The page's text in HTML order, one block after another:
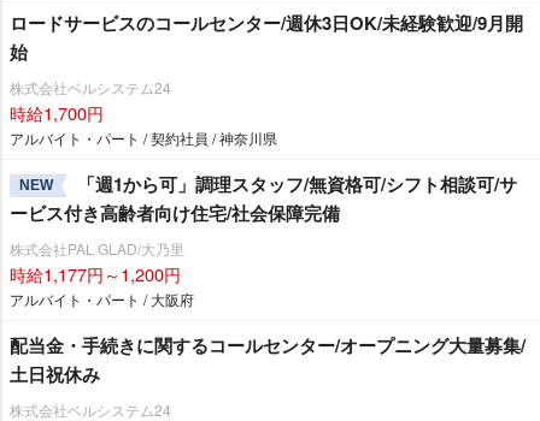
ロードサービスのコールセンター/週休3日OK/未経験歓迎/9月開
始
株式会社ベルシステム24
時給1,700円
アルバイト・パート / 契約社員 / 神奈川県
NEW
「週1から可」調理スタッフ/無資格可/シフト相談可/サ
ービス付き高齢者向け住宅/社会保障完備
株式会社PAL GLAD/大乃里
時給1,177円～1,200円
アルバイト・パート / 大阪府
配当金・手続きに関するコールセンター/オープニング大量募集/
土日祝休み
株式会社ベルシステム24